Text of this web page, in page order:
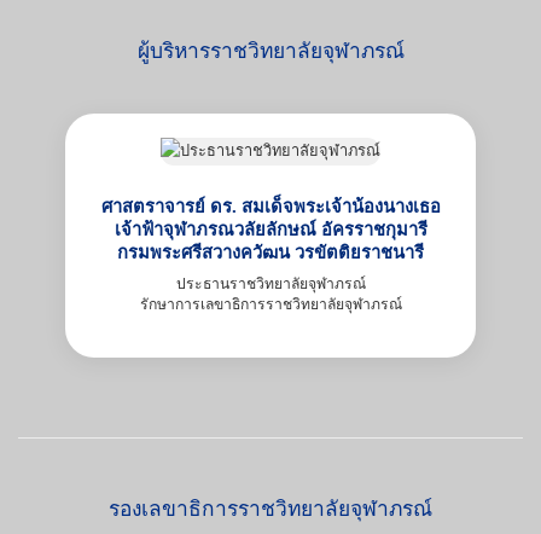
ผู้บริหารราชวิทยาลัยจุฬาภรณ์
ศาสตราจารย์ ดร. สมเด็จพระเจ้าน้องนางเธอ
เจ้าฟ้าจุฬาภรณวลัยลักษณ์ อัครราชกุมารี
กรมพระศรีสวางควัฒน วรขัตติยราชนารี
ประธานราชวิทยาลัยจุฬาภรณ์
รักษาการเลขาธิการราชวิทยาลัยจุฬาภรณ์
รองเลขาธิการราชวิทยาลัยจุฬาภรณ์